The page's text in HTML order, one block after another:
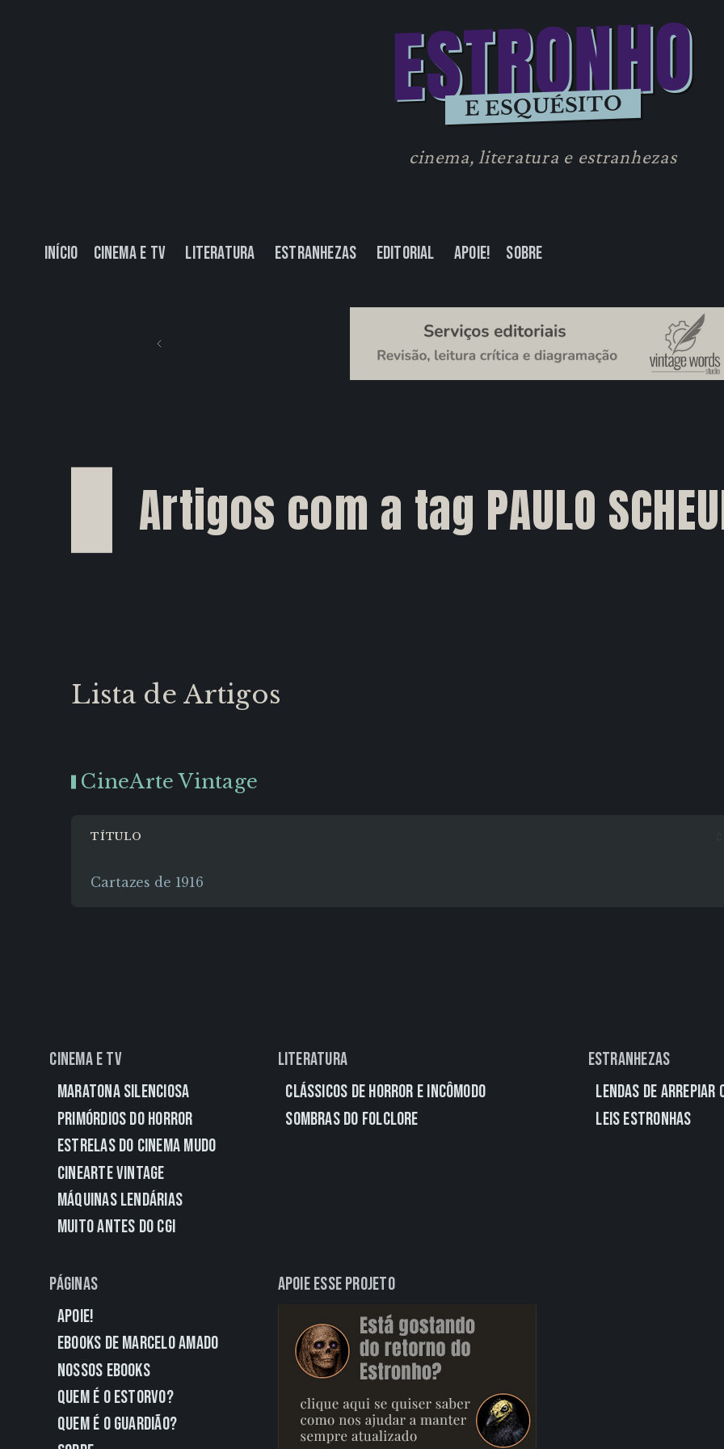
ESTRONHO
E ESQUÉSITO
cinema, literatura e estranhezas
Início Cinema e TV Literatura Estranhezas Editorial Apoie! Sobre
Artigos com a tag PAULO
Lista de Artigos
CineArte Vintage
TÍTULO
Cartazes de 1916
Cinema e TV
Maratona Silenciosa
Primórdios do Horror
Estrelas do Cinema Mudo
CineArte Vintage
Máquinas Lendárias
Muito Antes do CGI
Literatura
Clássicos de Horror e Incômodo
Sombras do Folclore
Estranhezas
Lendas de Arrepiar
Leis Estronhas
Páginas
Apoie!
eBooks de Marcelo Amado
Nossos eBooks
Quem É o Estorvo?
Quem É o Guardião?
Apoie esse projeto